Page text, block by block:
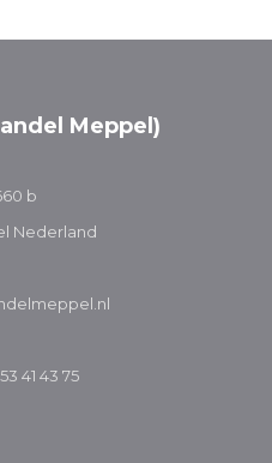
Meppel)
b
Nederland
41 43 75